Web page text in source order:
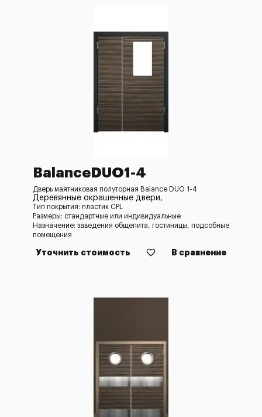
BalanceDUO1-4
Дверь маятниковая полуторная Balance DUO 1-4
Деревянные окрашенные двери,
Тип покрытия: пластик CPL
Размеры: стандартные или индивидуальные
Назначение: заведения общепита, гостиницы, подсобные
помещения
Уточнить стоимость В сравнение